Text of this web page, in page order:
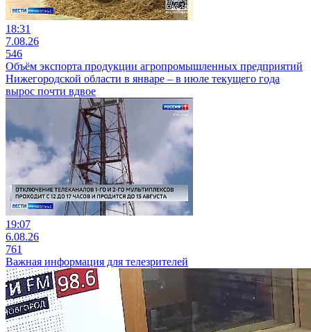
18:31
7.08.26
546
Объём экспорта продукции агропромышленных предприятий
Нижегородской области в январе – в июле текущего года
вырос почти вдвое
19:07
6.08.26
761
Важная информация для телезрителей